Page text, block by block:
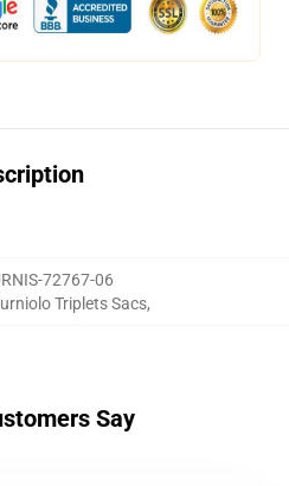
72767-06
Triplets Sacs,
Say